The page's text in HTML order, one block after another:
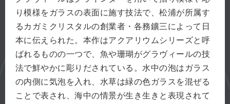
り模様をガラスの表面に施す技法で、松浦が所属す
るカガミクリスタルの創業者・各務鑛三によって日
本に伝えられた。本作はアクアリウムシリーズと呼
ばれるものの一つで、魚や珊瑚がグラヴィールの技
法で鮮やかに彫りだされている。水中の泡はガラス
の内側に気泡を入れ、水草は緑の色ガラスを混ぜる
ことで表され、海中の情景が生き生きと表現されて